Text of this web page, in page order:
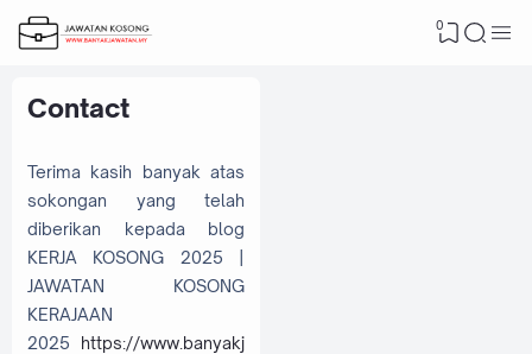
0
Contact
Terima kasih banyak atas
sokongan yang telah
diberikan kepada blog
KERJA KOSONG 2025 |
JAWATAN KOSONG
KERAJAAN
2025 https://www.banyakj